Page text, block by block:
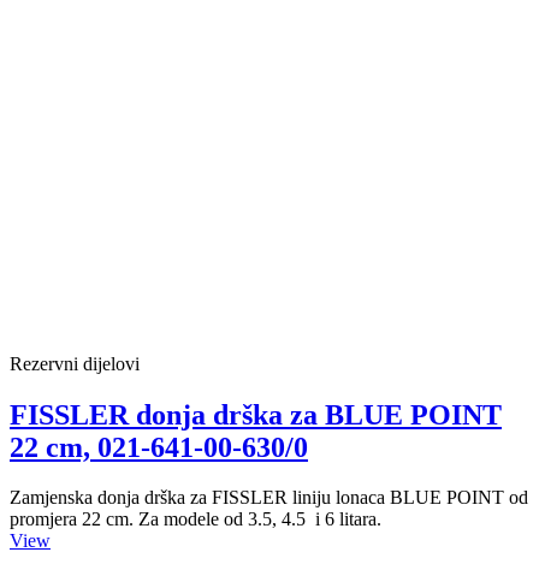
Rezervni dijelovi
FISSLER donja drška za BLUE POINT
22 cm, 021-641-00-630/0
Zamjenska donja drška za FISSLER liniju lonaca BLUE POINT od
promjera 22 cm. Za modele od 3.5, 4.5 i 6 litara.
View